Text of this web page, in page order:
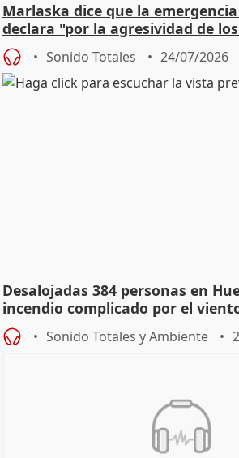
Marlaska dice que la
declara "por la agresividad de
Sonido Totales 24/07/2026
Desalojadas 384 personas en
incendio complicado por el
Sonido Totales y Ambiente